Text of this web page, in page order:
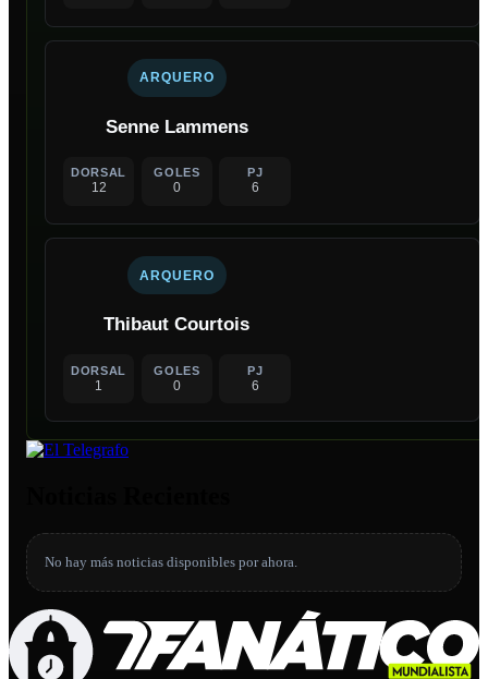
ARQUERO
Senne Lammens
DORSAL
12
GOLES
0
PJ
6
ARQUERO
Thibaut Courtois
DORSAL
1
GOLES
0
PJ
6
No hay más noticias disponibles por ahora.